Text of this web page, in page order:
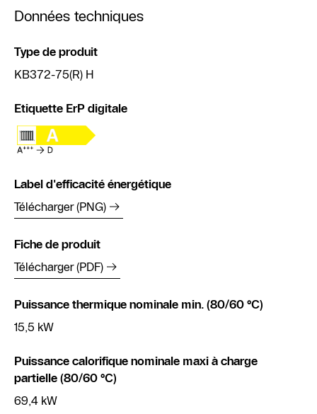
Données techniques
Type de produit
KB372-75(R) H
Etiquette ErP digitale
Label d'efficacité énergétique
Télécharger (PNG)
Fiche de produit
Télécharger (PDF)
Puissance thermique nominale min. (80/60 °C)
15,5 kW
Puissance calorifique nominale maxi à charge
partielle (80/60 °C)
69,4 kW